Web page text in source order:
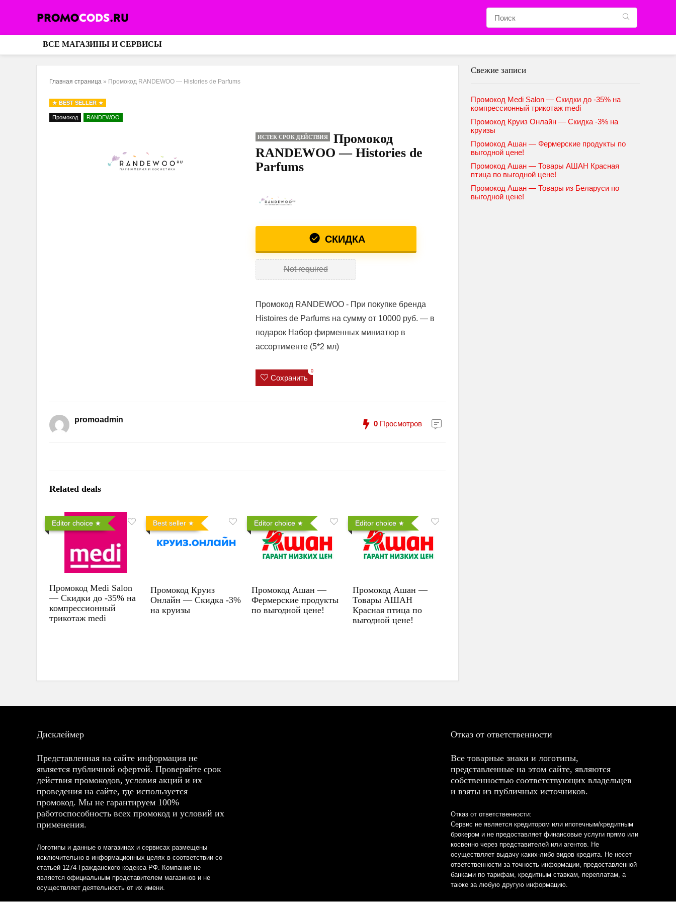
ВСЕ МАГАЗИНЫ И СЕРВИСЫ
Главная страница » Промокод RANDEWOO — Histories de Parfums
BEST SELLER
Промокод RANDEWOO
ИСТЕК СРОК ДЕЙСТВИЯ
Промокод
RANDEWOO — Histories de
Parfums
СКИДКА
Not required
Промокод RANDEWOO - При покупке бренда
Histoires de Parfums на сумму от 10000 руб. — в
подарок Набор фирменных миниатюр в
ассортименте (5*2 мл)
Сохранить
0
promoadmin 0 Просмотров
Related deals
Editor choice
Промокод Medi Salon
— Скидки до -35% на
компрессионный
трикотаж medi
Best seller
Промокод Круиз
Онлайн — Скидка -3%
на круизы
Editor choice
Промокод Ашан —
Фермерские продукты
по выгодной цене!
Editor choice
Промокод Ашан —
Товары АШАН
Красная птица по
выгодной цене!
Свежие записи
Промокод Medi Salon — Скидки до -35% на
компрессионный трикотаж medi
Промокод Круиз Онлайн — Скидка -3% на
круизы
Промокод Ашан — Фермерские продукты по
выгодной цене!
Промокод Ашан — Товары АШАН Красная
птица по выгодной цене!
Промокод Ашан — Товары из Беларуси по
выгодной цене!
Дисклеймер
Представленная на сайте информация не
является публичной офертой. Проверяйте срок
действия промокодов, условия акций и их
проведения на сайте, где используется
промокод. Мы не гарантируем 100%
работоспособность всех промокод и условий их
применения.
Логотипы и данные о магазинах и сервисах размещены
исключительно в информационных целях в соответствии со
статьей 1274 Гражданского кодекса РФ. Компания не
является официальным представителем магазинов и не
осуществляет деятельность от их имени.
Отказ от ответственности
Все товарные знаки и логотипы,
представленные на этом сайте, являются
собственностью соответствующих владельцев
и взяты из публичных источников.
Отказ от ответственности:
Сервис не является кредитором или ипотечным/кредитным
брокером и не предоставляет финансовые услуги прямо или
косвенно через представителей или агентов. Не
осуществляет выдачу каких-либо видов кредита. Не несет
ответственности за точность информации, предоставленной
банками по тарифам, кредитным ставкам, переплатам, а
также за любую другую информацию.